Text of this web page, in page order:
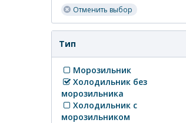
Отменить выбор
Тип
Морозильник
Холодильник без
морозильника
Холодильник с
морозильником